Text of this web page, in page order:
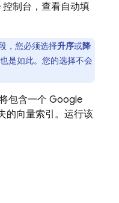
制台，查看自动填
，您必须选择升序或降
是如此。您的选择不会
包含一个 Google
的向量索引。运行该